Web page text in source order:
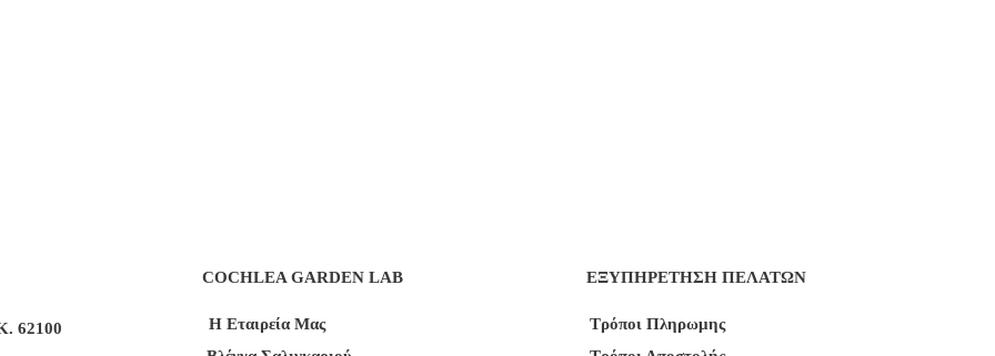
COCHLEA GARDEN LAB
62100
Η Εταιρεία Μας
ΕΞΥΠΗΡΕΤΗΣΗ ΠΕΛΑΤΩΝ
Τρόποι Πληρωμης